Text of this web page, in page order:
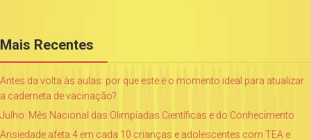
Mais Recentes
Antes da volta às aulas: por que este é o momento ideal para atualizar
a caderneta de vacinação?
Julho: Mês Nacional das Olimpíadas Científicas e do Conhecimento
Ansiedade afeta 4 em cada 10 crianças e adolescentes com TEA e